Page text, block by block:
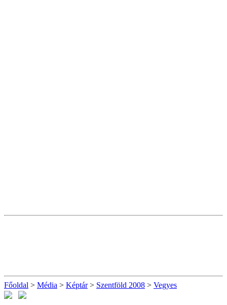
Főoldal > Média > Képtár> Szentföld 2008 > Vegyes